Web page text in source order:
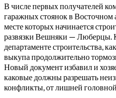
В числе первых получателей
гаражных стоянок в Восточном
месте которых начинается
развязки Вешняки — Люберцы.
департаменте строительства,
выкупа продолжительно
Новый документ избавил и
каковые должны разрешать
конфликты, от лишней